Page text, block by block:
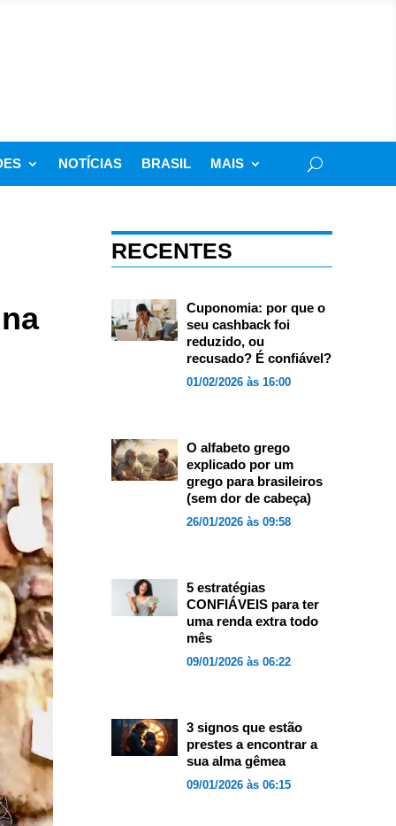
NOTÍCIAS BRASIL MAIS
RECENTES
Cuponomia: por que o
seu cashback foi
reduzido, ou
recusado? É confiável?
01/02/2026 às 16:00
O alfabeto grego
explicado por um
grego para brasileiros
(sem dor de cabeça)
26/01/2026 às 09:58
5 estratégias
CONFIÁVEIS para ter
uma renda extra todo
mês
09/01/2026 às 06:22
3 signos que estão
prestes a encontrar a
sua alma gêmea
09/01/2026 às 06:15